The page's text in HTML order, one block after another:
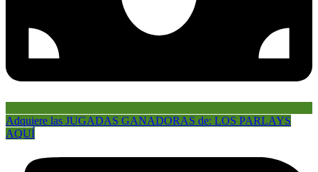
Adquiere las JUGADAS GANADORAS de: LOS PARLAYS
AQUÍ